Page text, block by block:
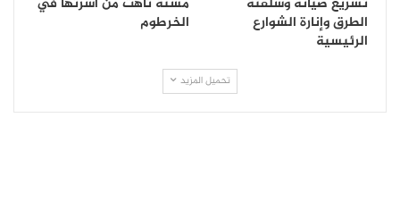
الطرق وإنارة الشوارع
الرئيسية
الخرطوم
تحميل المزيد